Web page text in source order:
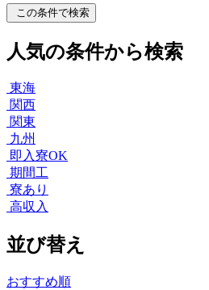
この条件で検索
人気の条件から検索
東海
関西
関東
九州
即入寮OK
期間工
寮あり
高収入
並び替え
おすすめ順